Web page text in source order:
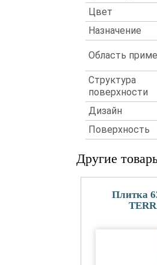
Цвет
Назначение
Область
Структура
поверхности
Дизайн
Поверхность
Другие
Плитка